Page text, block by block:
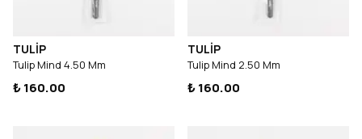
TULİP
Tulip Mind 4.50 Mm
₺ 160.00
TULİP
Tulip Mind 2.50 Mm
₺ 160.00